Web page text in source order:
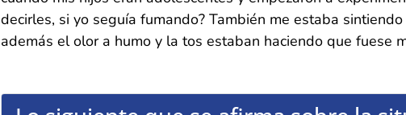
decirles, si yo seguía fumando? También me estaba
además el olor a humo y la tos estaban haciendo que fuese